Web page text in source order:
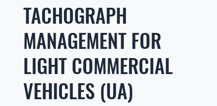
TACHOGRAPH
MANAGEMENT FOR
LIGHT COMMERCIAL
VEHICLES (UA)